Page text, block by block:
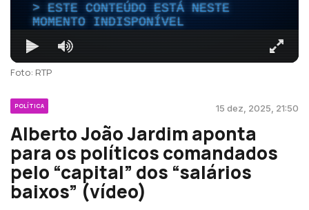
ESTE CONTEÚDO ESTÁ NESTE
MOMENTO INDISPONÍVEL
Foto: RTP
POLÍTICA 15 dez, 2025, 21:50
Alberto João Jardim aponta
para os políticos comandados
pelo “capital” dos “salários
baixos” (vídeo)